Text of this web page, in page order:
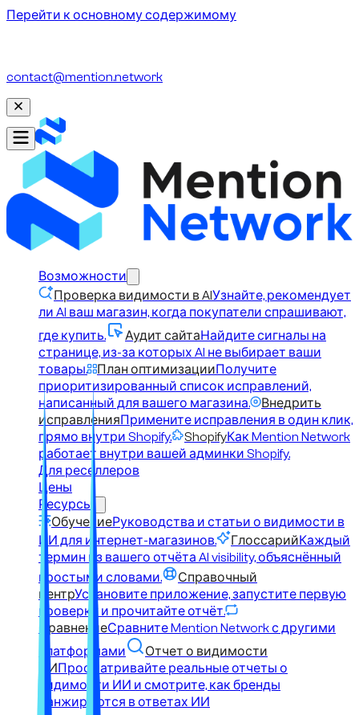
Перейти к основному содержимому
contact@mention.network
Возможности
Проверка видимости в AIУзнайте, рекомендует
ли AI ваш магазин, когда покупатели спрашивают,
где купить.
Аудит сайтаНайдите сигналы на
странице, из-за которых AI не выбирает ваши
товары.
План оптимизацииПолучите
приоритизированный список исправлений,
написанный для вашего магазина.
Внедрить
исправленияПримените исправления в один клик,
прямо внутри Shopify.
ShopifyКак Mention Network
работает внутри вашей админки Shopify.
Для реселлеров
Цены
Ресурсы
ОбучениеРуководства и статьи о видимости в
ИИ для интернет-магазинов.
ГлоссарийКаждый
термин из вашего отчёта AI visibility, объяснённый
простыми словами.
Справочный
центрУстановите приложение, запустите первую
проверку и прочитайте отчёт.
СравнениеСравните Mention Network с другими
платформами
Отчет о видимости
ИИПросматривайте реальные отчеты о
видимости ИИ и смотрите, как бренды
ранжируются в ответах ИИ